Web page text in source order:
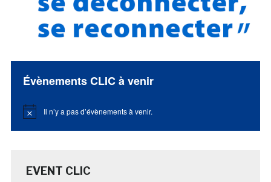
Évènements CLIC à venir
Notice Il n’y a pas d’évènements à venir.
EVENT CLIC